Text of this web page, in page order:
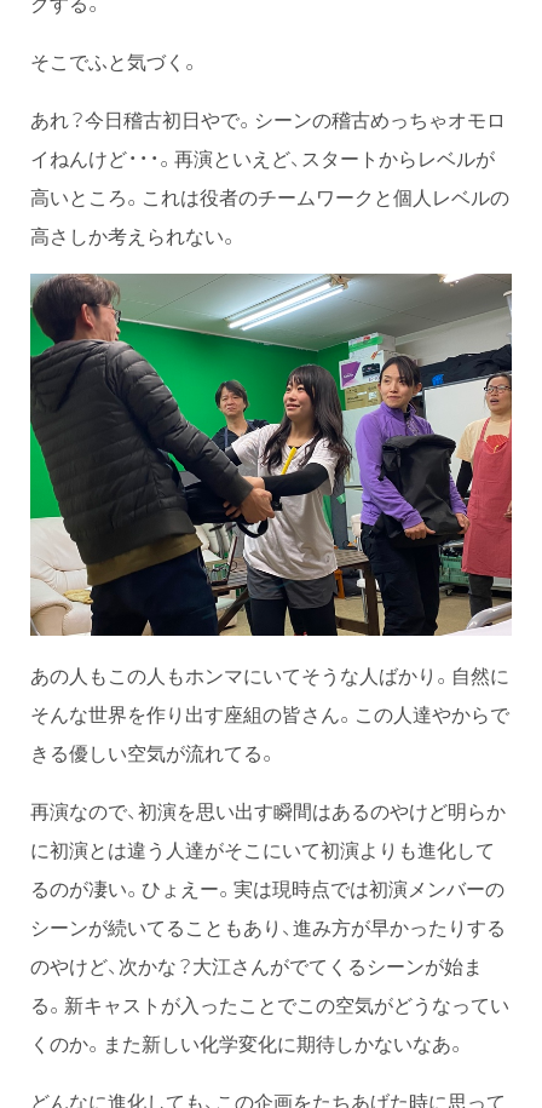
そこでふと気づく。
あれ？今日稽古初日やで。シーンの稽古めっちゃオモロ
イねんけど・・・。再演といえど、スタートからレベルが
高いところ。これは役者のチームワークと個人レベルの
高さしか考えられない。
あの人もこの人もホンマにいてそうな人ばかり。自然に
そんな世界を作り出す座組の皆さん。この人達やからで
きる優しい空気が流れてる。
再演なので、初演を思い出す瞬間はあるのやけど明らか
に初演とは違う人達がそこにいて初演よりも進化して
るのが凄い。ひょえー。実は現時点では初演メンバーの
シーンが続いてることもあり、進み方が早かったりする
のやけど、次かな？大江さんがでてくるシーンが始ま
る。新キャストが入ったことでこの空気がどうなってい
くのか。また新しい化学変化に期待しかないなあ。
どんなに進化しても、この企画をたちあげた時に思って